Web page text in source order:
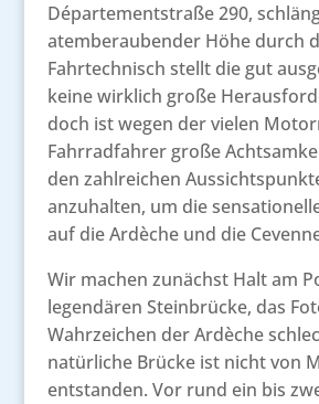
Départementstraße 290,
atemberaubender Höhe durch
Fahrtechnisch stellt die gut
keine wirklich große
doch ist wegen der vielen
Fahrradfahrer große
den zahlreichen
anzuhalten, um die
auf die Ardèche und die
Wir machen zunächst Halt am
legendären Steinbrücke, das
Wahrzeichen der Ardèche
natürliche Brücke ist nicht von
entstanden. Vor rund ein bis